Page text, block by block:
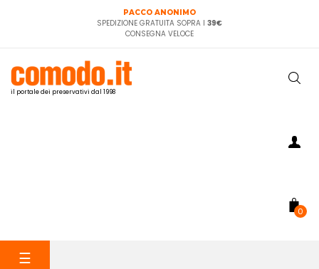
PACCO ANONIMO
SPEDIZIONE GRATUITA SOPRA I 39€
CONSEGNA VELOCE
il portale dei preservativi dal 1998
0
navigazione
☰